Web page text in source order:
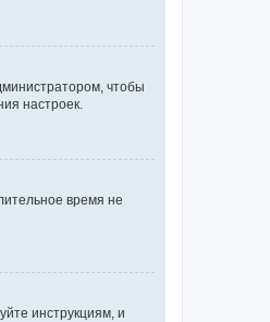
чтобы
настроек.
время не
инструкциям, и